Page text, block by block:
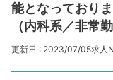
能となっており
（内科系／非常勤
更新日 : 2023/07/05求人